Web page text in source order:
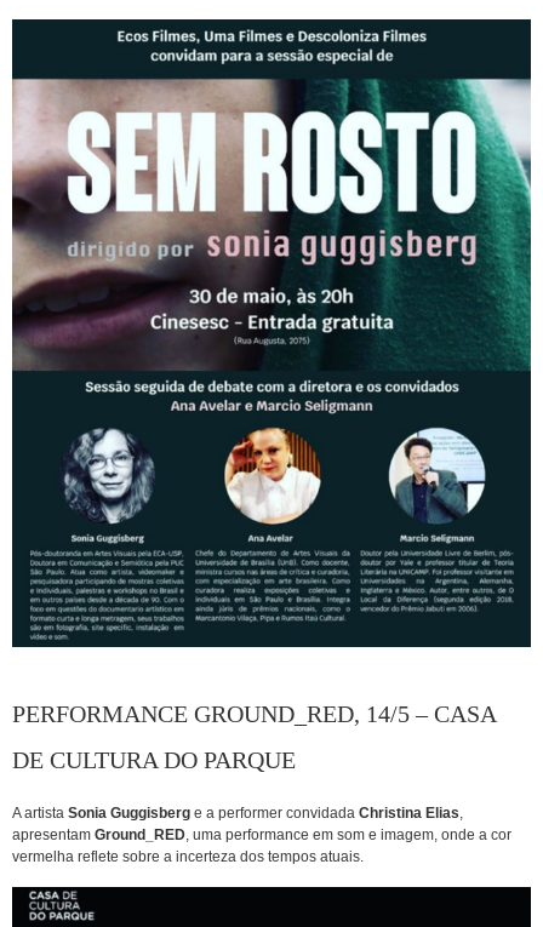
PERFORMANCE GROUND_RED, 14/5 – CASA
DE CULTURA DO PARQUE
A artista Sonia Guggisberg e a performer convidada Christina Elias,
apresentam Ground_RED, uma performance em som e imagem, onde a cor
vermelha reflete sobre a incerteza dos tempos atuais.